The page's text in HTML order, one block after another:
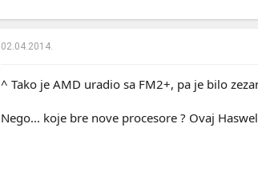
02.04.2014.
^ Tako je AMD uradio sa FM2+, pa je bilo
Nego... koje bre nove procesore ? Ovaj